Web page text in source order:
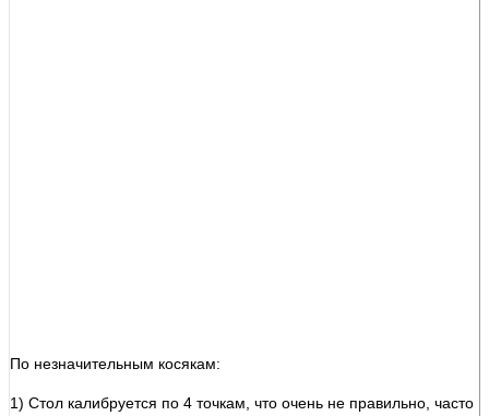
По незначительным косякам:
1) Стол калибруется по 4 точкам, что очень не правильно, часто